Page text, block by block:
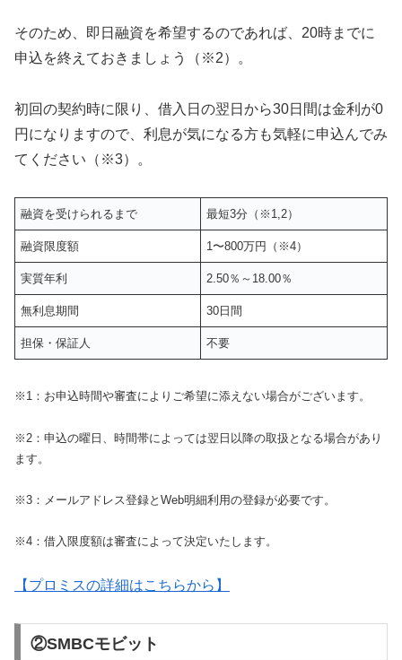
そのため、即日融資を希望するのであれば、20時までに
申込を終えておきましょう（※2）。
初回の契約時に限り、借入日の翌日から30日間は金利が0
円になりますので、利息が気になる方も気軽に申込んでみ
てください（※3）。
融資を受けられるまで 最短3分（※1,2）
融資限度額 1〜800万円（※4）
実質年利 2.50％～18.00％
無利息期間 30日間
担保・保証人 不要
※1：お申込時間や審査によりご希望に添えない場合がございます。
※2：申込の曜日、時間帯によっては翌日以降の取扱となる場合があり
ます。
※3：メールアドレス登録とWeb明細利用の登録が必要です。
※4：借入限度額は審査によって決定いたします。
【プロミスの詳細はこちらから】
②SMBCモビット